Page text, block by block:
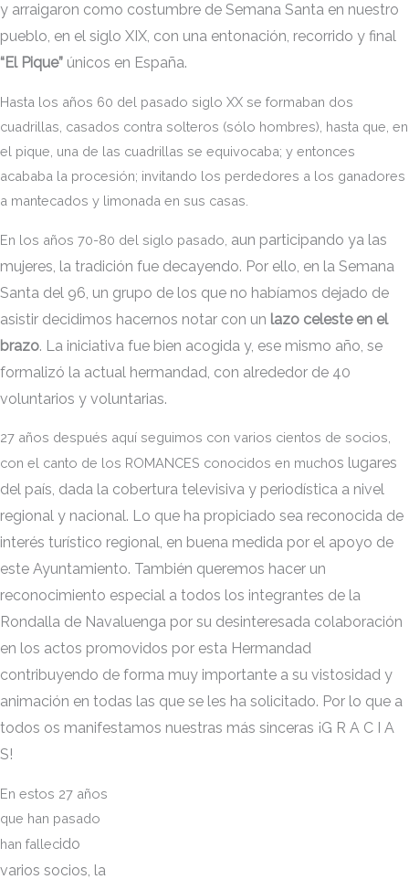
y arraigaron como costumbre de Semana Santa en nuestro
pueblo, en el siglo XIX, con una entonación, recorrido y final
“El Pique” únicos en España.
Hasta los años 60 del pasado siglo XX se formaban dos
cuadrillas, casados contra solteros (sólo hombres), hasta que, en
el pique, una de las cuadrillas se equivocaba; y entonces
acababa la procesión; invitando los perdedores a los ganadores
a mantecados y limonada en sus casas.
En los años 70-80 del siglo pasado, aun participando ya las
mujeres, la tradición fue decayendo. Por ello, en la Semana
Santa del 96, un grupo de los que no habíamos dejado de
asistir decidimos hacernos notar con un lazo celeste en el
brazo. La iniciativa fue bien acogida y, ese mismo año, se
formalizó la actual hermandad, con alrededor de 40
voluntarios y voluntarias.
27 años después aquí seguimos con varios cientos de socios,
con el canto de los ROMANCES conocidos en muchos lugares
del país, dada la cobertura televisiva y periodística a nivel
regional y nacional. Lo que ha propiciado sea reconocida de
interés turístico regional, en buena medida por el apoyo de
este Ayuntamiento. También queremos hacer un
reconocimiento especial a todos los integrantes de la
Rondalla de Navaluenga por su desinteresada colaboración
en los actos promovidos por esta Hermandad
contribuyendo de forma muy importante a su vistosidad y
animación en todas las que se les ha solicitado. Por lo que a
todos os manifestamos nuestras más sinceras ¡G R A C I A
S!
En estos 27 años
que han pasado
han fallecido
varios socios, la